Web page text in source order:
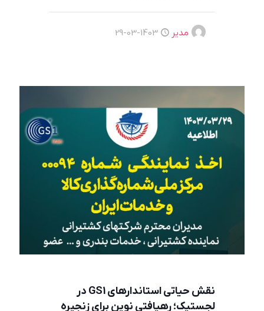
مدیر 1403-03-29
نقش حیاتی استاندارهای GS1 در
لجستیک؛ رهیافتی نوین برای زنجیره